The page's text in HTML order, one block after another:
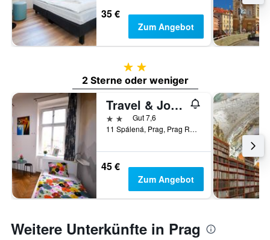
35 €
Zum Angebot
2 Sterne
2 Sterne oder weniger
Travel & Joy backpackers
2 SterneGut 7,6
11 Spálená, Prag, Prag Region, Tschechien
45 €
Zum Angebot
Weitere Unterkünfte in Prag